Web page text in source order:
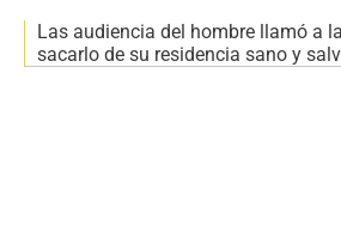
Las audiencia del hombre llamó a
sacarlo de su residencia sano y